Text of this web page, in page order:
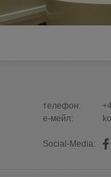
телефон:
е-мейл:
Social-Media: